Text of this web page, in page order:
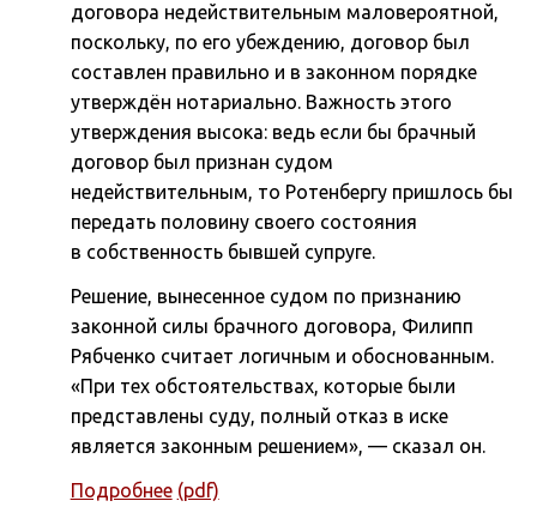
договора недействительным маловероятной,
поскольку, по его убеждению, договор был
составлен правильно и в законном порядке
утверждён нотариально. Важность этого
утверждения высока: ведь если бы брачный
договор был признан судом
недействительным, то Ротенбергу пришлось бы
передать половину своего состояния
в собственность бывшей супруге.
Решение, вынесенное судом по признанию
законной силы брачного договора, Филипп
Рябченко считает логичным и обоснованным.
«При тех обстоятельствах, которые были
представлены суду, полный отказ в иске
является законным решением», — сказал он.
Подробнее (pdf)